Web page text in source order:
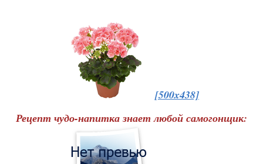
[500x438]
Рецепт чудо-напитка знает любой самогонщик: